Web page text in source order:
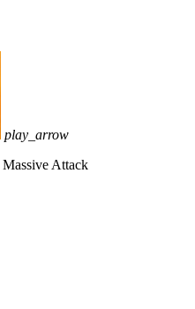
play_arrow
Massive Attack